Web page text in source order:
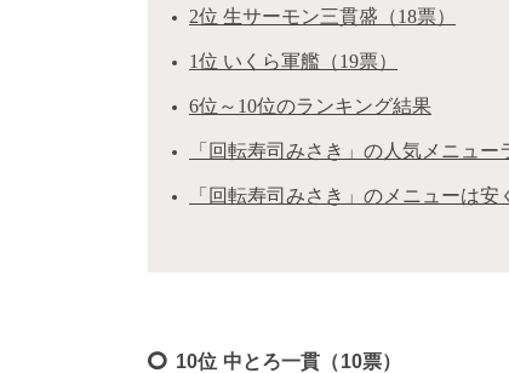
2位 生サーモン三貫盛（18票）
1位 いくら軍艦（19票）
6位～10位のランキング結果
「回転寿司みさき」の人気メニュ
「回転寿司みさき」のメニューは安
10位 中とろ一貫（10票）